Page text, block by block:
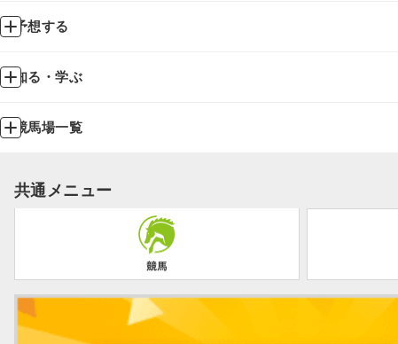
予想する
知る・学ぶ
競馬場一覧
共通メニュー